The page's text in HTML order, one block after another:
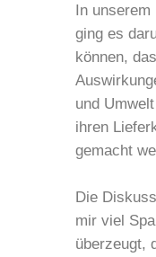
In unserem
ging es
können,
und
ihren
gemacht
Die
mir viel
überzeugt,